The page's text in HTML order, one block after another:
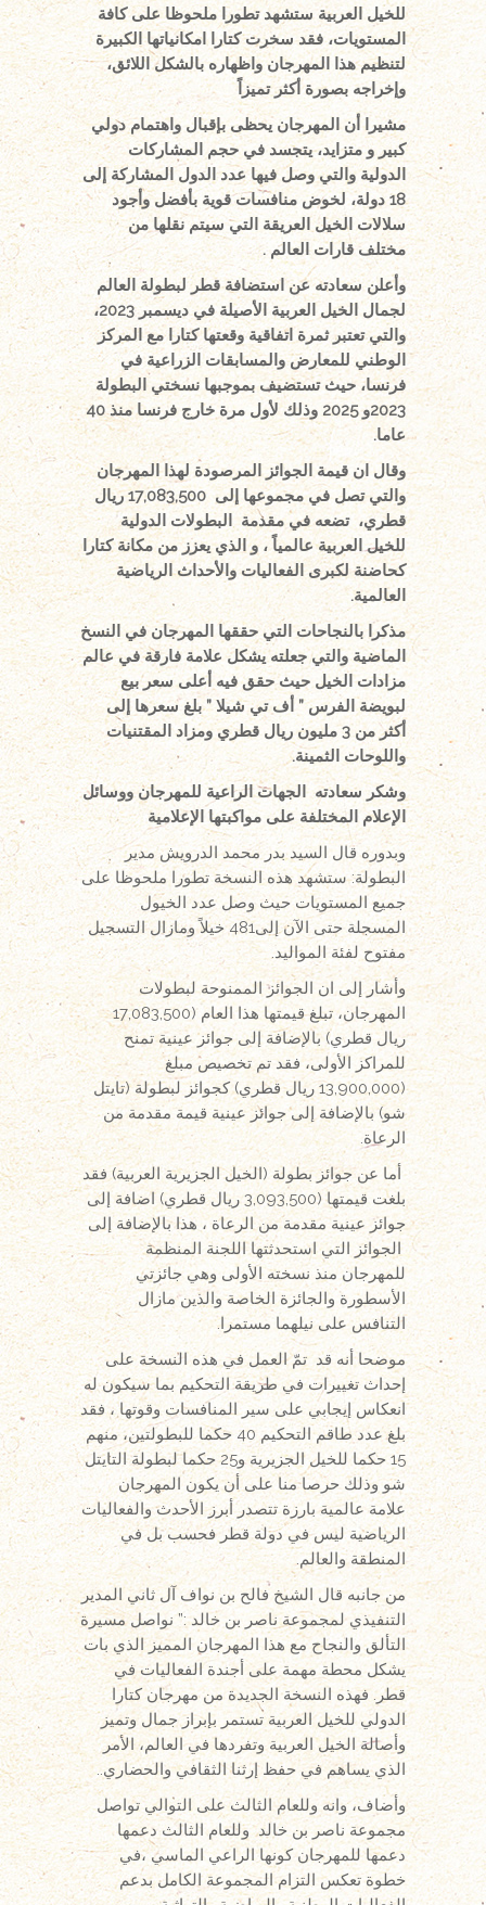
للخيل العربية ستشهد تطورا ملحوظا على كافة
المستويات، فقد سخرت كتارا امكانياتها الكبيرة
لتنظيم هذا المهرجان واظهاره بالشكل اللائق،
وإخراجه بصورة أكثر تميزاً
مشيرا أن المهرجان يحظى بإقبال واهتمام دولي
كبير و متزايد، يتجسد في حجم المشاركات
الدولية والتي وصل فيها عدد الدول المشاركة إلى
18 دولة، لخوض منافسات قوية بأفضل وأجود
سلالات الخيل العريقة التي سيتم نقلها من
مختلف قارات العالم .
وأعلن سعادته عن استضافة قطر لبطولة العالم
لجمال الخيل العربية الأصيلة في ديسمبر 2023،
والتي تعتبر ثمرة اتفاقية وقعتها كتارا مع المركز
الوطني للمعارض والمسابقات الزراعية في
فرنسا، حيث تستضيف بموجبها نسختي البطولة
2023و 2025 وذلك لأول مرة خارج فرنسا منذ 40
عاما.
وقال ان قيمة الجوائز المرصودة لهذا المهرجان
والتي تصل في مجموعها إلى 17,083,500 ريال
قطري، تضعه في مقدمة البطولات الدولية
للخيل العربية عالمياً ، و الذي يعزز من مكانة كتارا
كحاضنة لكبرى الفعاليات والأحداث الرياضية
العالمية.
مذكرا بالنجاحات التي حققها المهرجان في النسخ
الماضية والتي جعلته يشكل علامة فارقة في عالم
مزادات الخيل حيث حقق فيه أعلى سعر بيع
لبويضة الفرس ” أف تي شيلا ” بلغ سعرها إلى
أكثر من 3 مليون ريال قطري ومزاد المقتنيات
واللوحات الثمينة.
وشكر سعادته الجهات الراعية للمهرجان ووسائل
الإعلام المختلفة على مواكبتها الإعلامية
وبدوره قال السيد بدر محمد الدرويش مدير
البطولة: ستشهد هذه النسخة تطورا ملحوظا على
جميع المستويات حيث وصل عدد الخيول
المسجلة حتى الآن إلى481 خيلاً ومازال التسجيل
مفتوح لفئة المواليد.
وأشار إلى ان الجوائز الممنوحة لبطولات
المهرجان، تبلغ قيمتها هذا العام (17,083,500
ريال قطري) بالإضافة إلى جوائز عينية تمنح
للمراكز الأولى، فقد تم تخصيص مبلغ
(13,900,000 ريال قطري) كجوائز لبطولة (تايتل
شو) بالإضافة إلى جوائز عينية قيمة مقدمة من
الرعاة.
أما عن جوائز بطولة (الخيل الجزيرية العربية) فقد
بلغت قيمتها (3,093,500 ريال قطري) اضافة إلى
جوائز عينية مقدمة من الرعاة ، هذا بالإضافة إلى
الجوائز التي استحدثتها اللجنة المنظمة
للمهرجان منذ نسخته الأولى وهي جائزتي
الأسطورة والجائزة الخاصة والذين مازال
التنافس على نيلهما مستمرا.
موضحا أنه قد تمّ العمل في هذه النسخة على
إحداث تغييرات في طريقة التحكيم بما سيكون له
انعكاس إيجابي على سير المنافسات وقوتها ، فقد
بلغ عدد طاقم التحكيم 40 حكما للبطولتين، منهم
15 حكما للخيل الجزيرية و25 حكما لبطولة التايتل
شو وذلك حرصا منا على أن يكون المهرجان
علامة عالمية بارزة تتصدر أبرز الأحدث والفعاليات
الرياضية ليس في دولة قطر فحسب بل في
المنطقة والعالم.
من جانبه قال الشيخ فالح بن نواف آل ثاني المدير
التنفيذي لمجموعة ناصر بن خالد :” نواصل مسيرة
التألق والنجاح مع هذا المهرجان المميز الذي بات
يشكل محطة مهمة على أجندة الفعاليات في
قطر. فهذه النسخة الجديدة من مهرجان كتارا
الدولي للخيل العربية تستمر بإبراز جمال وتميز
وأصالة الخيل العربية وتفردها في العالم، الأمر
الذي يساهم في حفظ إرثنا الثقافي والحضاري..
وأضاف، وانه وللعام الثالث على التوالي تواصل
مجموعة ناصر بن خالد وللعام الثالث دعمها
دعمها للمهرجان كونها الراعي الماسي ،في
خطوة تعكس التزام المجموعة الكامل بدعم